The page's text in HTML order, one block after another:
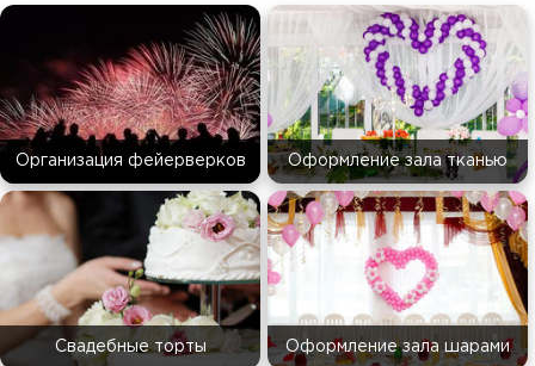
Организация фейерверков Оформление зала тканью
Свадебные торты Оформление зала шарами